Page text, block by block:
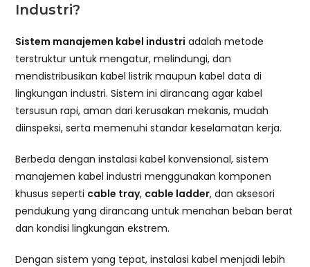
Industri?
Sistem manajemen kabel industri adalah metode
terstruktur untuk mengatur, melindungi, dan
mendistribusikan kabel listrik maupun kabel data di
lingkungan industri. Sistem ini dirancang agar kabel
tersusun rapi, aman dari kerusakan mekanis, mudah
diinspeksi, serta memenuhi standar keselamatan kerja.
Berbeda dengan instalasi kabel konvensional, sistem
manajemen kabel industri menggunakan komponen
khusus seperti cable tray, cable ladder, dan aksesori
pendukung yang dirancang untuk menahan beban berat
dan kondisi lingkungan ekstrem.
Dengan sistem yang tepat, instalasi kabel menjadi lebih